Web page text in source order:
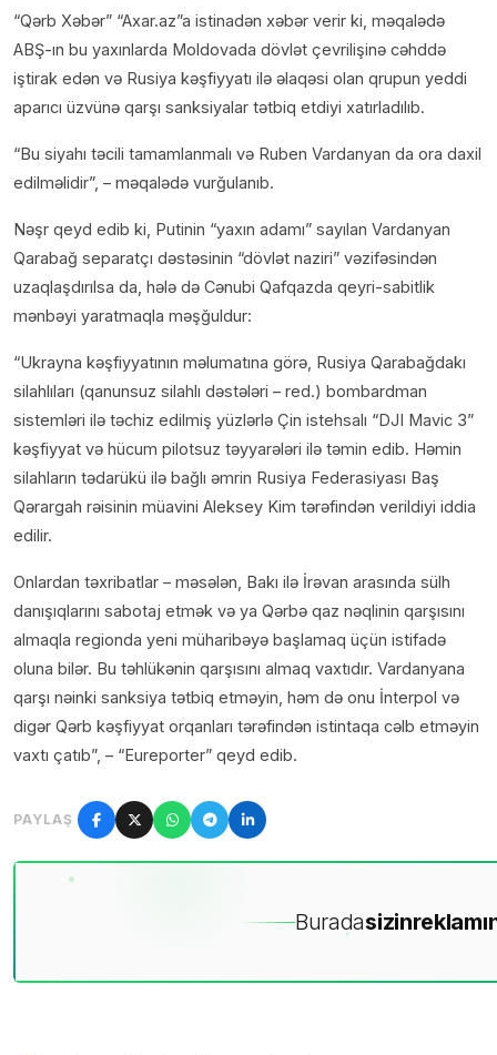
“Qərb Xəbər” “Axar.az”a istinadən xəbər verir ki, məqalədə
ABŞ-ın bu yaxınlarda Moldovada dövlət çevrilişinə cəhddə
iştirak edən və Rusiya kəşfiyyatı ilə əlaqəsi olan qrupun yeddi
aparıcı üzvünə qarşı sanksiyalar tətbiq etdiyi xatırladılıb.
“Bu siyahı təcili tamamlanmalı və Ruben Vardanyan da ora daxil
edilməlidir”, – məqalədə vurğulanıb.
Nəşr qeyd edib ki, Putinin “yaxın adamı” sayılan Vardanyan
Qarabağ separatçı dəstəsinin “dövlət naziri” vəzifəsindən
uzaqlaşdırılsa da, hələ də Cənubi Qafqazda qeyri-sabitlik
mənbəyi yaratmaqla məşğuldur:
“Ukrayna kəşfiyyatının məlumatına görə, Rusiya Qarabağdakı
silahlıları (qanunsuz silahlı dəstələri – red.) bombardman
sistemləri ilə təchiz edilmiş yüzlərlə Çin istehsalı “DJI Mavic 3”
kəşfiyyat və hücum pilotsuz təyyarələri ilə təmin edib. Həmin
silahların tədarükü ilə bağlı əmrin Rusiya Federasiyası Baş
Qərargah rəisinin müavini Aleksey Kim tərəfindən verildiyi iddia
edilir.
Onlardan təxribatlar – məsələn, Bakı ilə İrəvan arasında sülh
danışıqlarını sabotaj etmək və ya Qərbə qaz nəqlinin qarşısını
almaqla regionda yeni müharibəyə başlamaq üçün istifadə
oluna bilər. Bu təhlükənin qarşısını almaq vaxtıdır. Vardanyana
qarşı nəinki sanksiya tətbiq etməyin, həm də onu İnterpol və
digər Qərb kəşfiyyat orqanları tərəfindən istintaqa cəlb etməyin
vaxtı çatıb”, – “Eureporter” qeyd edib.
PAYLAŞ
Buradasizin